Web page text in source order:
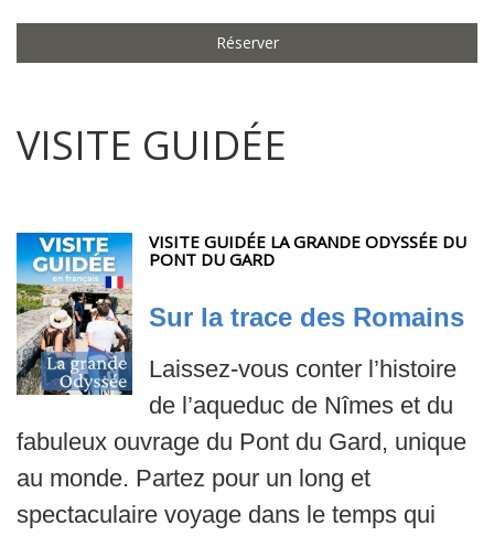
Réserver
VISITE GUIDÉE
VISITE GUIDÉE LA GRANDE ODYSSÉE DU
PONT DU GARD
Sur la trace des Romains
Laissez-vous conter l’histoire
de l’aqueduc de Nîmes et du
fabuleux ouvrage du Pont du Gard, unique
au monde. Partez pour un long et
spectaculaire voyage dans le temps qui